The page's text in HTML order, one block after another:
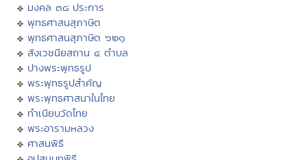
มงคล ๓๘ ประการ
พุทธศาสนสุภาษิต
พุทธศาสนสุภาษิต ๖๒๑
สังเวชนียสถาน ๔ ตำบล
ปางพระพุทธรูป
พระพุทธรูปสำคัญ
พระพุทธศาสนาในไทย
ทำเนียบวัดไทย
พระอารามหลวง
ศาสนพิธี